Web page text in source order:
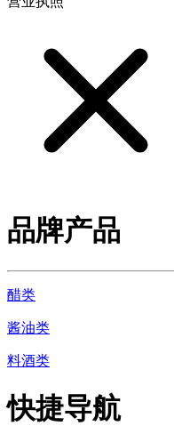
品牌产品
醋类
酱油类
料酒类
快捷导航